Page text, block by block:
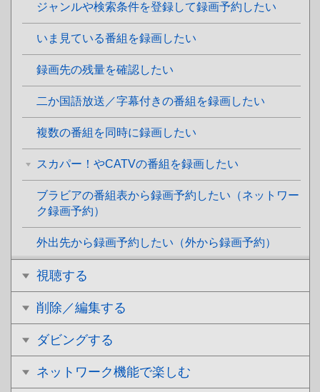
ジャンルや検索条件を登録して録画予約したい
いま見ている番組を録画したい
録画先の残量を確認したい
二か国語放送／字幕付きの番組を録画したい
複数の番組を同時に録画したい
スカパー！やCATVの番組を録画したい
ブラビアの番組表から録画予約したい（ネットワー
ク録画予約）
外出先から録画予約したい（外から録画予約）
視聴する
削除／編集する
ダビングする
ネットワーク機能で楽しむ